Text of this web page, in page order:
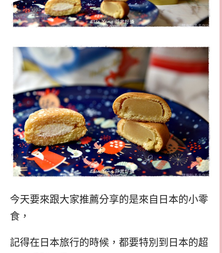
今天要來跟大家推薦分享的是來自日本的小零
食，
記得在日本旅行的時候，都要特別到日本的超